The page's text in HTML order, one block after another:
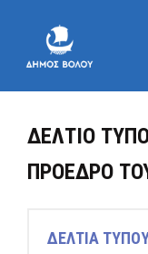
ΔΕΛΤΙΟ
ΠΡΟΕΔΡΟ
ΔΕΛΤΙΑ